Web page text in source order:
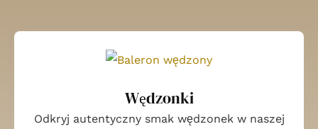
Wędzonki
Odkryj autentyczny smak wędzonek w naszej